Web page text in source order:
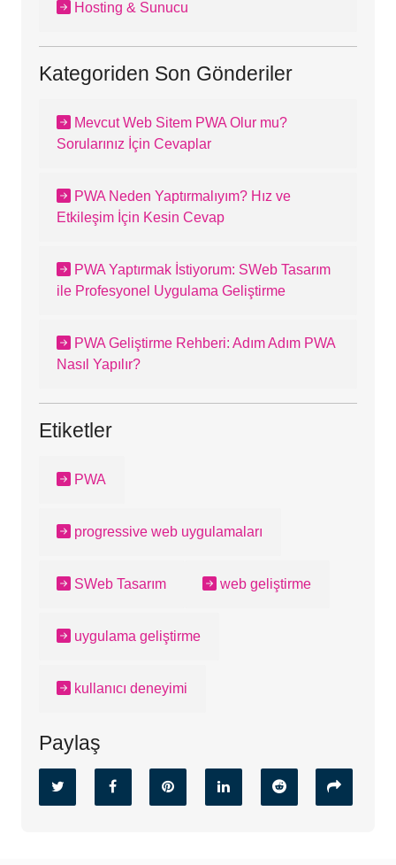
Hosting & Sunucu
Kategoriden Son Gönderiler
Mevcut Web Sitem PWA Olur mu?
Sorularınız İçin Cevaplar
PWA Neden Yaptırmalıyım? Hız ve
Etkileşim İçin Kesin Cevap
PWA Yaptırmak İstiyorum: SWeb Tasarım
ile Profesyonel Uygulama Geliştirme
PWA Geliştirme Rehberi: Adım Adım PWA
Nasıl Yapılır?
Etiketler
PWA
progressive web uygulamaları
SWeb Tasarım web geliştirme
uygulama geliştirme
kullanıcı deneyimi
Paylaş